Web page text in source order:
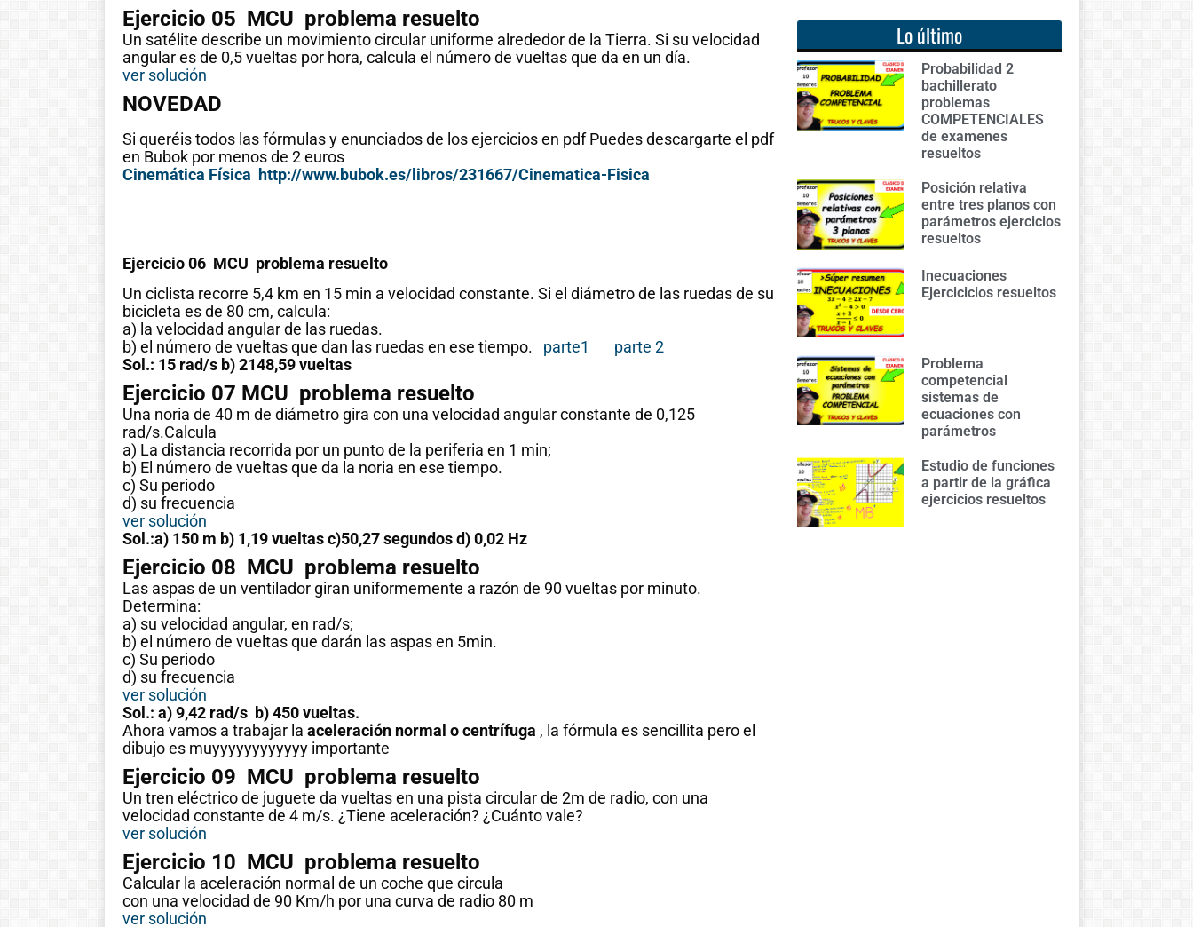
Ejercicio 05 MCU problema resuelto
Un satélite describe un movimiento circular uniforme alrededor de la Tierra. Si su velocidad
angular es de 0,5 vueltas por hora, calcula el número de vueltas que da en un día.
ver solución
NOVEDAD
Si queréis todos las fórmulas y enunciados de los ejercicios en pdf Puedes descargarte el pdf
en Bubok por menos de 2 euros
Cinemática Física http://www.bubok.es/libros/231667/Cinematica-Fisica
Ejercicio 06 MCU problema resuelto
Un ciclista recorre 5,4 km en 15 min a velocidad constante. Si el diámetro de las ruedas de su
bicicleta es de 80 cm, calcula:
a) la velocidad angular de las ruedas.
b) el número de vueltas que dan las ruedas en ese tiempo. parte1
parte 2
Sol.: 15 rad/s b) 2148,59 vueltas
Ejercicio 07 MCU problema resuelto
Una noria de 40 m de diámetro gira con una velocidad angular constante de 0,125
rad/s.Calcula
a) La distancia recorrida por un punto de la periferia en 1 min;
b) El número de vueltas que da la noria en ese tiempo.
c) Su periodo
d) su frecuencia
ver solución
Sol.:a) 150 m b) 1,19 vueltas c)50,27 segundos d) 0,02 Hz
Ejercicio 08 MCU problema resuelto
Las aspas de un ventilador giran uniformemente a razón de 90 vueltas por minuto.
Determina:
a) su velocidad angular, en rad/s;
b) el número de vueltas que darán las aspas en 5min.
c) Su periodo
d) su frecuencia
ver solución
Sol.: a) 9,42 rad/s b) 450 vueltas.
Ahora vamos a trabajar la aceleración normal o centrífuga , la fórmula es sencillita pero el
dibujo es muyyyyyyyyyyyy importante
Ejercicio 09 MCU problema resuelto
Un tren eléctrico de juguete da vueltas en una pista circular de 2m de radio, con una
velocidad constante de 4 m/s. ¿Tiene aceleración? ¿Cuánto vale?
ver solución
Ejercicio 10 MCU problema resuelto
Calcular la aceleración normal de un coche que circula
con una velocidad de 90 Km/h por una curva de radio 80 m
ver solución
Lo último
Probabilidad 2
bachillerato
problemas
COMPETENCIALES
de examenes
resueltos
Posición relativa
entre tres planos con
parámetros ejercicios
resueltos
Inecuaciones
Ejercicicios resueltos
Problema
competencial
sistemas de
ecuaciones con
parámetros
Estudio de funciones
a partir de la gráfica
ejercicios resueltos